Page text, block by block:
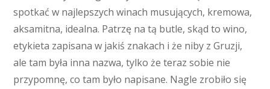
spotkać w najlepszych winach musujących, kremowa,
aksamitna, idealna. Patrzę na tą butle, skąd to wino,
etykieta zapisana w jakiś znakach i że niby z Gruzji,
ale tam była inna nazwa, tylko że teraz sobie nie
przypomnę, co tam było napisane. Nagle zrobiło się